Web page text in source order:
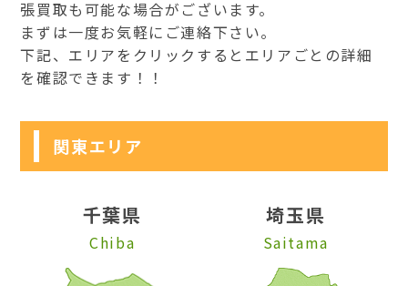
張買取も可能な場合がございます。
まずは一度お気軽にご連絡下さい。
下記、エリアをクリックするとエリアごとの詳細
を確認できます！！
関東エリア
千葉県
Chiba
埼玉県
Saitama